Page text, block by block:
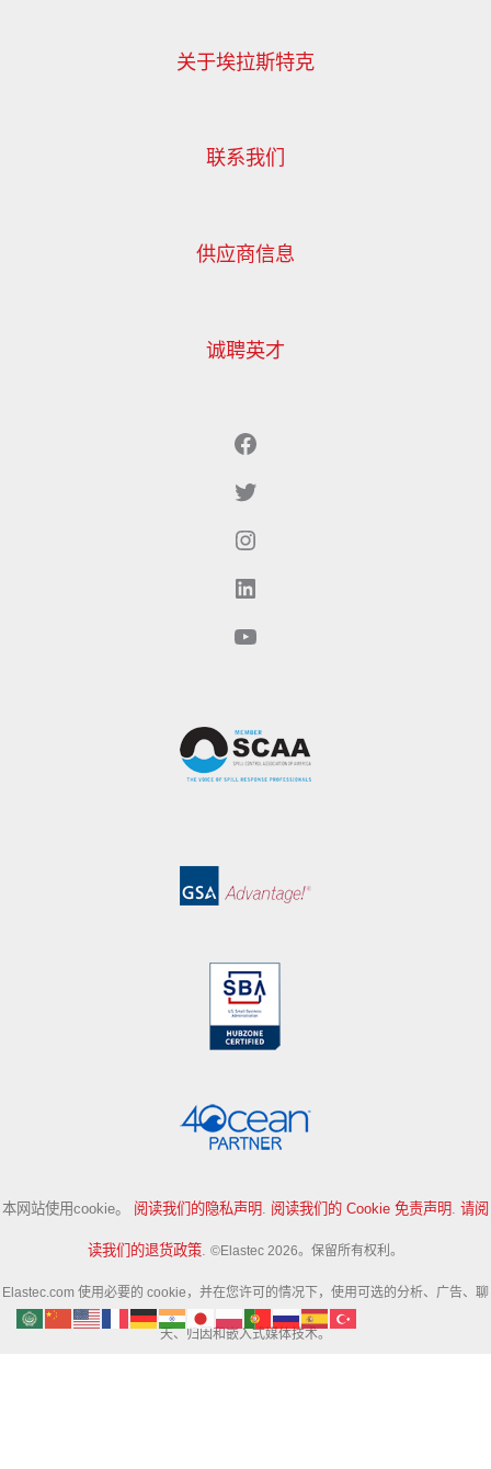
关于埃拉斯特克
联系我们
供应商信息
诚聘英才
Facebook
Twitter（现为X）
Instagram
LinkedIn
YouTube
本网站使用cookie。 阅读我们的隐私声明. 阅读我们的 Cookie 免责声明. 请阅
读我们的退货政策. ©Elastec 2026。保留所有权利。
Elastec.com 使用必要的 cookie，并在您许可的情况下，使用可选的分析、广告、聊
天、归因和嵌入式媒体技术。